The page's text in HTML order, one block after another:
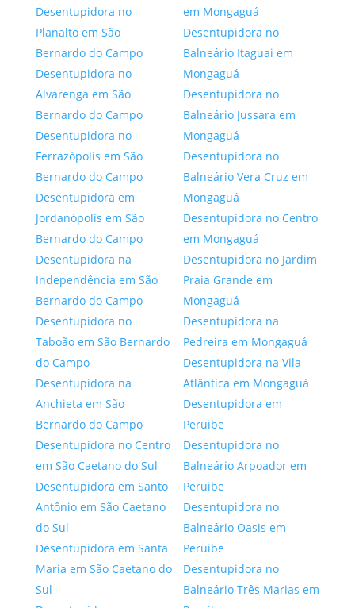
Desentupidora no
Planalto em São
Bernardo do Campo
Desentupidora no
Alvarenga em São
Bernardo do Campo
Desentupidora no
Ferrazópolis em São
Bernardo do Campo
Desentupidora em
Jordanópolis em São
Bernardo do Campo
Desentupidora na
Independência em São
Bernardo do Campo
Desentupidora no
Taboão em São Bernardo
do Campo
Desentupidora na
Anchieta em São
Bernardo do Campo
Desentupidora no Centro
em São Caetano do Sul
Desentupidora em Santo
Antônio em São Caetano
do Sul
Desentupidora em Santa
Maria em São Caetano do
Sul
em Mongaguá
Desentupidora no
Balneário Itaguai em
Mongaguá
Desentupidora no
Balneário Jussara em
Mongaguá
Desentupidora no
Balneário Vera Cruz em
Mongaguá
Desentupidora no Centro
em Mongaguá
Desentupidora no Jardim
Praia Grande em
Mongaguá
Desentupidora na
Pedreira em Mongaguá
Desentupidora na Vila
Atlântica em Mongaguá
Desentupidora em
Peruibe
Desentupidora no
Balneário Arpoador em
Peruibe
Desentupidora no
Balneário Oasis em
Peruibe
Desentupidora no
Balneário Três Marias em